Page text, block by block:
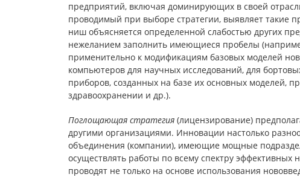
предприятий, включая доминирующих в своей
проводимый при выборе стратегии, выявляет такие
ниш объясняется определенной слабостью других
нежеланием заполнить имеющиеся пробелы
применительно к модификациям базовых моделей
компьютеров для научных исследований, для
приборов, созданных на базе их основных моделей,
здравоохранении и др.).
Поглощающая стратегия (лицензирование)
другими организациями. Инновации настолько
объединения (компании), имеющие мощные
осуществлять работы по всему спектру
проводят не только на основе использования